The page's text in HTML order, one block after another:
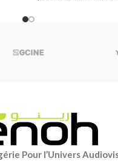
Pour l’Univers